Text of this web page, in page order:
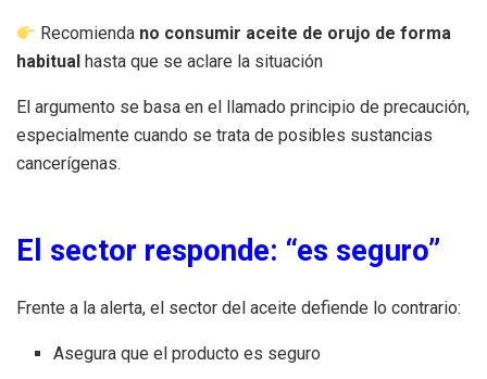
Recomienda no consumir aceite de orujo de forma
habitual hasta que se aclare la situación
El argumento se basa en el llamado principio de precaución,
especialmente cuando se trata de posibles sustancias
cancerígenas.
El sector responde: “es seguro”
Frente a la alerta, el sector del aceite defiende lo contrario:
Asegura que el producto es seguro